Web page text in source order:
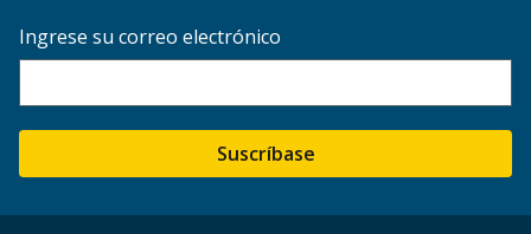
Ingrese su correo electrónico
Suscríbase